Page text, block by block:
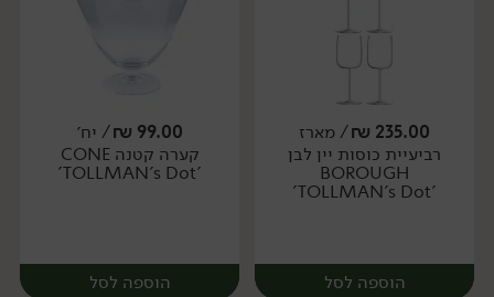
יח׳ מארז
235.00
₪/ מארז
רביעיית כוסות יין לבן
BOROUGH
'TOLLMAN's Dot'
הוספה לסל
99.00
₪/ יח׳
קערה קטנה CONE
'TOLLMAN's Dot'
הוספה לסל